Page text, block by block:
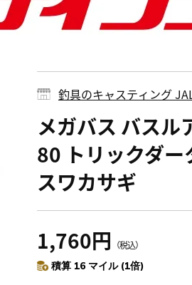
釣具のキャスティング
メガバス バスル
80 トリックダー
スワカサギ
1,760円 （税込）
積算 16 マイル (1倍)